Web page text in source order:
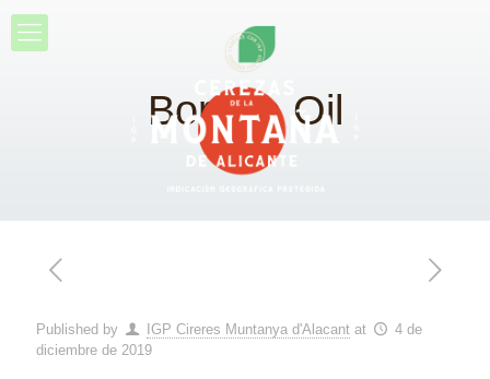
Borage Oil
Published by IGP Cireres Muntanya d'Alacant at
4 de
diciembre de 2019